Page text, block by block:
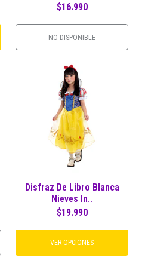
$16.990
NO DISPONIBLE
Disfraz De Libro Blanca
Nieves In..
$19.990
VER OPCIONES